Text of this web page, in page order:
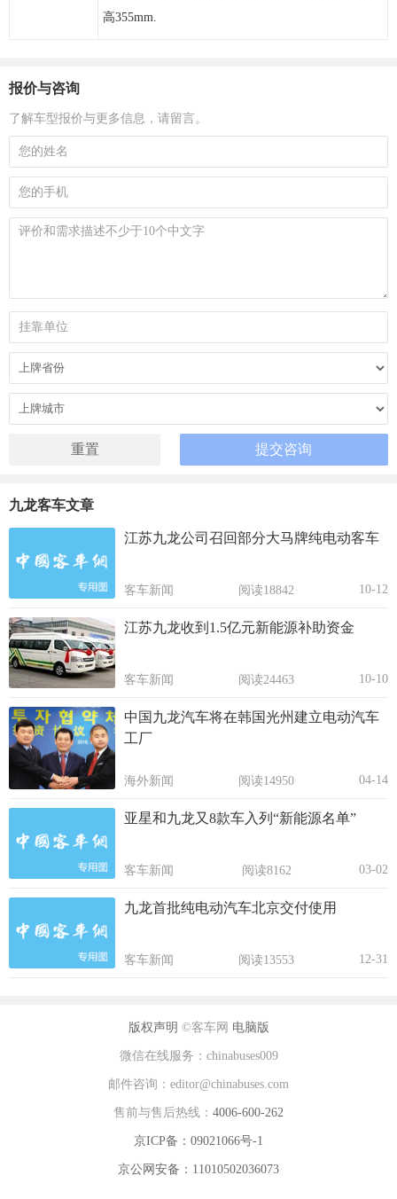
高355mm.
报价与咨询
了解车型报价与更多信息，请留言。
九龙客车文章
江苏九龙公司召回部分大马牌纯电动客车
客车新闻 阅读18842 10-12
江苏九龙收到1.5亿元新能源补助资金
客车新闻 阅读24463 10-10
中国九龙汽车将在韩国光州建立电动汽车
工厂
海外新闻 阅读14950 04-14
亚星和九龙又8款车入列“新能源名单”
客车新闻 阅读8162 03-02
九龙首批纯电动汽车北京交付使用
客车新闻 阅读13553 12-31
版权声明 ©客车网 电脑版
微信在线服务：chinabuses009
邮件咨询：editor@chinabuses.com
售前与售后热线： 4006-600-262
京ICP备：09021066号-1
京公网安备：11010502036073